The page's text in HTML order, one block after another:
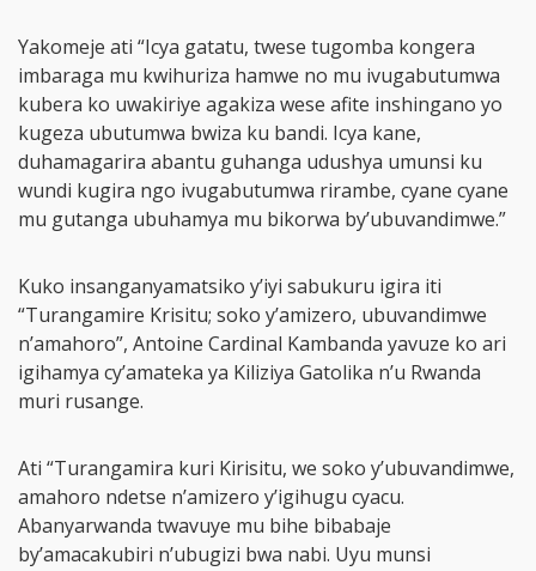
Yakomeje ati “Icya gatatu, twese tugomba kongera
imbaraga mu kwihuriza hamwe no mu ivugabutumwa
kubera ko uwakiriye agakiza wese afite inshingano yo
kugeza ubutumwa bwiza ku bandi. Icya kane,
duhamagarira abantu guhanga udushya umunsi ku
wundi kugira ngo ivugabutumwa rirambe, cyane cyane
mu gutanga ubuhamya mu bikorwa by’ubuvandimwe.”
Kuko insanganyamatsiko y’iyi sabukuru igira iti
“Turangamire Krisitu; soko y’amizero, ubuvandimwe
n’amahoro”, Antoine Cardinal Kambanda yavuze ko ari
igihamya cy’amateka ya Kiliziya Gatolika n’u Rwanda
muri rusange.
Ati “Turangamira kuri Kirisitu, we soko y’ubuvandimwe,
amahoro ndetse n’amizero y’igihugu cyacu.
Abanyarwanda twavuye mu bihe bibabaje
by’amacakubiri n’ubugizi bwa nabi. Uyu munsi